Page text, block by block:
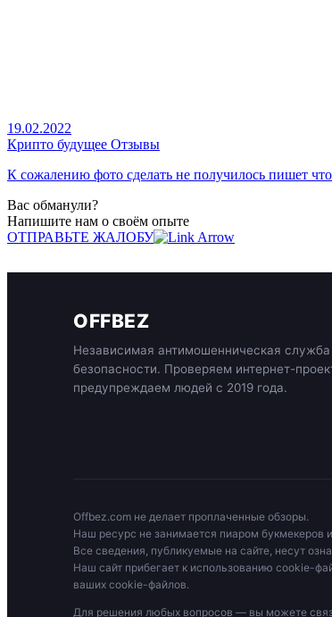
19.02.2022
Крипто будущее Отзывы
К сожалению фото сделать не получилось пишет
Вас обманули?
Напишите нам о своём опыте
ОТПРАВЬТЕ ЖАЛОБУ
OFFBEZ
Независимая антимошенническая служба
безопасности. Проверяем интернет-
предупреждаем людей с 2019 года.
Offbez.com не делает проплаченные обзоры.
Наш ресурс не занимается пиаром букмекеров
Все сведения, публикуемые на сайте, несут
Наш сайт прибегает к использованию cookie-
ваших cookie-файлов.
Для решения любых вопросов — вы можете